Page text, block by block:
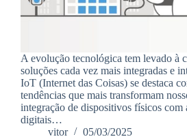
A evolução tecnológica tem levado à
soluções cada vez mais integradas e
IoT (Internet das Coisas) se destaca
tendências que mais transformam
integração de dispositivos físicos com
digitais…
vitor
05/03/2025